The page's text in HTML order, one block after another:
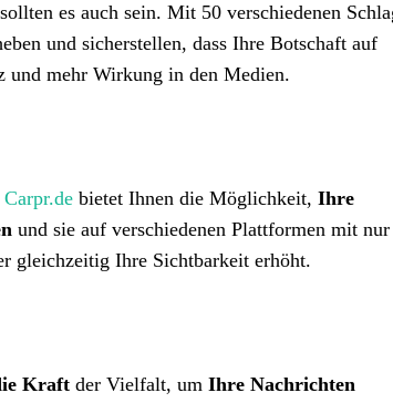
es auch sein. Mit 50 verschiedenen
und sicherstellen, dass Ihre Botschaft auf
und mehr Wirkung in den Medien.
Carpr.de bietet Ihnen die Möglichkeit, Ihre
und sie auf verschiedenen Plattformen mit nur
gleichzeitig Ihre Sichtbarkeit erhöht.
Kraft der Vielfalt, um Ihre Nachrichten